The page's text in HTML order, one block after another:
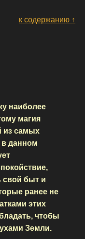
к содержанию ↑
наиболее
магия
из самых
в данном
свой быт и
ранее не
этих
чтобы
Земли.